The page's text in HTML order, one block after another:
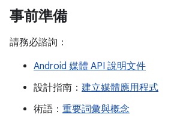
事前準備
請務必諮詢：
Android 媒體 API 說明文件
設計指南： 建立媒體應用程式
術語： 重要詞彙與概念